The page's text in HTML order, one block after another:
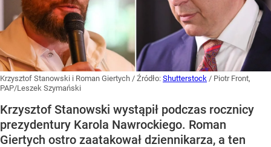
Krzysztof Stanowski i Roman Giertych / Źródło: Shutterstock / Piotr Front,
PAP/Leszek Szymański
Krzysztof Stanowski wystąpił podczas rocznicy
prezydentury Karola Nawrockiego. Roman
Giertych ostro zaatakował dziennikarza, a ten